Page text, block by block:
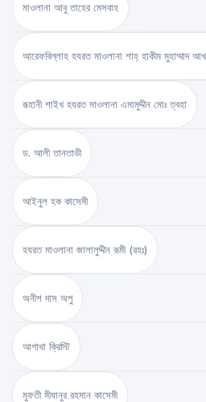
মাওলানা আবু তাহের মেসবাহ
আরেফবিল্লাহ হযরত মাওলানা শাহ্ হাকীম মুহাম্মাদ
রূহানী শাইখ হযরত মাওলানা এমামুদ্দীন মোঃ ত্বহা
ড. আলী তানতাভী
আইনুল হক কাসেমী
হযরত মাওলানা জালালুদ্দীন রূমী (রহঃ)
অনীশ দাস অপু
আগাথা ক্রিস্টি
মুফতী মীযানুর রহমান কাসেমী